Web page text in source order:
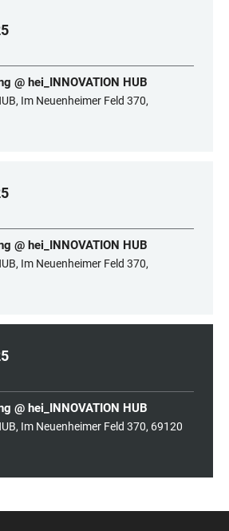
@ hei_INNOVATION HUB
Im Neuenheimer Feld 370,
@ hei_INNOVATION HUB
Im Neuenheimer Feld 370,
@ hei_INNOVATION HUB
Im Neuenheimer Feld 370, 69120